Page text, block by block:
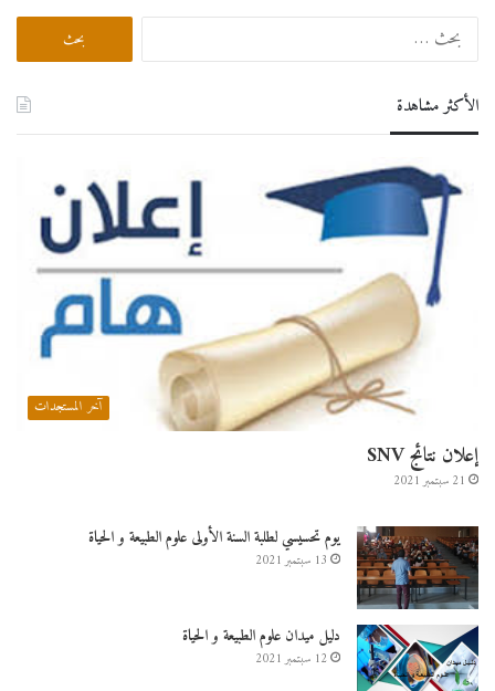
البحث
الأكثر مشاهدة
آخر المستجدات
إعلان نتائج SNV
21 سبتمبر 2021
يوم تحسيسي لطلبة السنة الأولى علوم الطبيعة و الحياة
13 سبتمبر 2021
دليل ميدان علوم الطبيعة و الحياة
12 سبتمبر 2021